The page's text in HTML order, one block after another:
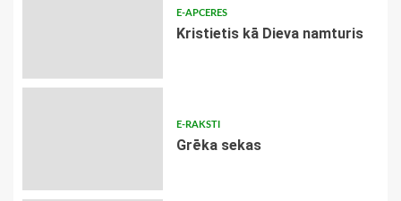
E-APCERES
Kristietis kā Dieva namturis
E-RAKSTI
Grēka sekas